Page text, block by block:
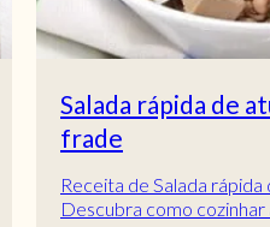
Salada rápida de
frade
Receita de Salada
Descubra como